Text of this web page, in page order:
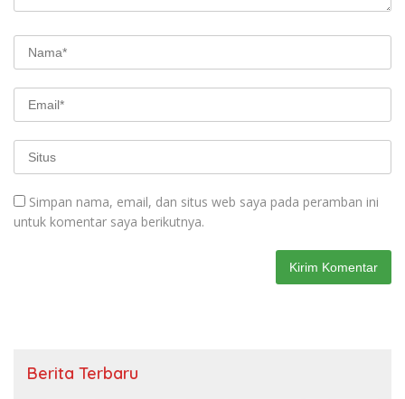
Simpan nama, email, dan situs web saya pada peramban ini
untuk komentar saya berikutnya.
Berita Terbaru